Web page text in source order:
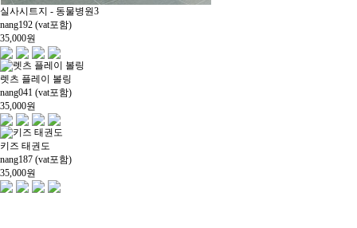
실사시트지 - 동물병원3
nang192 (vat포함)
35,000원
렛츠 플레이 볼링
nang041 (vat포함)
35,000원
키즈 태권도
nang187 (vat포함)
35,000원